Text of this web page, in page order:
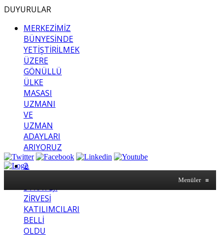
DUYURULAR
MERKEZİMİZ
BÜNYESİNDE
YETİŞTİRİLMEK
ÜZERE
GÖNÜLLÜ
ÜLKE
MASASI
UZMANI
VE
UZMAN
ADAYLARI
ARIYORUZ
2.
STRATEJİ
ZİRVESİ
KATILIMCILARI
BELLİ
OLDU
Menüler ≡